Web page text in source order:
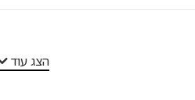
הצג עוד